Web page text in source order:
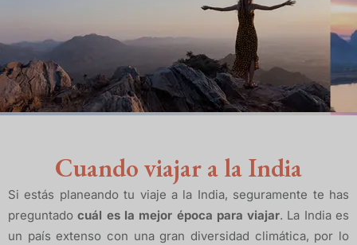
Cuando viajar a la India
Si estás planeando tu viaje a la India, seguramente te has
preguntadocuál es la mejor época para viajar. La India es
un país extenso con una gran diversidad climática, por lo